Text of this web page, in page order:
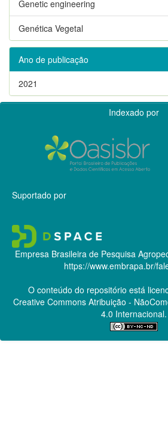
Genetic engineering
Genética Vegetal
Ano de publicação
2021
Indexado por
Suportado por
Empresa Brasileira de Pesquisa
https://www.embrapa.br/
O conteúdo do repositório está
Creative CommonsAtribuição -
4.0 Internacional.